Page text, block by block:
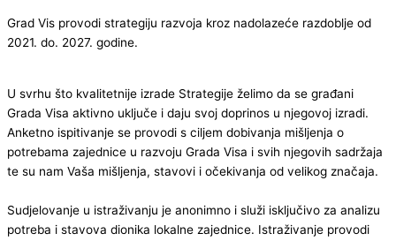
Grad Vis provodi strategiju razvoja kroz nadolazeće razdoblje od
2021. do. 2027. godine.
U svrhu što kvalitetnije izrade Strategije želimo da se građani
Grada Visa aktivno uključe i daju svoj doprinos u njegovoj izradi.
Anketno ispitivanje se provodi s ciljem dobivanja mišljenja o
potrebama zajednice u razvoju Grada Visa i svih njegovih sadržaja
te su nam Vaša mišljenja, stavovi i očekivanja od velikog značaja.
Sudjelovanje u istraživanju je anonimno i služi isključivo za analizu
potreba i stavova dionika lokalne zajednice. Istraživanje provodi